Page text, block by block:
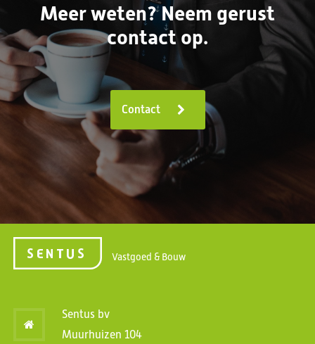
Meer weten? Neem gerust
contact op.
Contact
Vastgoed & Bouw
Sentus bv
Muurhuizen 104